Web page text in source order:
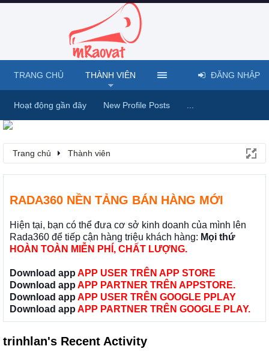
Trang chủ Thành viên
RADA360 NỀN TẢNG BÁN HÀNG MỚI
Hiện tại, bạn có thể đưa cơ sở kinh doanh của mình lên
Rada360 để tiếp cận hàng triệu khách hàng: Mọi thứ
HOÀN TOÀN MIỄN PHÍ, CHẤT LƯỢNG.
Download app APP USER TRÊN APP STORE
Download app APP PARTNER TRÊN APPSTORE.
Download app APP USER TRÊN GOOGLE PPLAY
Download app APP PARTNER TRÊN GOOGLE PLAY.
trinhlan's Recent Activity
TRANG CHỦ THÀNH VIÊN
Hoạt động gần đây New Profile Posts
ĐĂNG NHẬP